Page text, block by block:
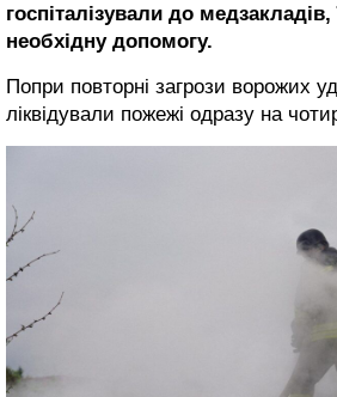
госпіталізували до
необхідну допомогу.
Попри повторні загрози ворожих
ліквідували пожежі одразу на